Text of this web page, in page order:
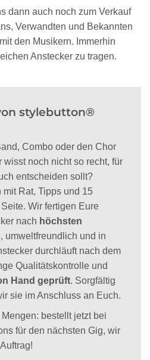
dann auch noch zum Verkauf
Verwandten und Bekannten
den Musikern. Immerhin
Anstecker zu tragen.
stylebutton®
Combo oder den Chor
wisst noch nicht so recht, für
entscheiden sollt?
Rat, Tipps und 15
Wir fertigen Eure
nach höchsten
, umweltfreundlich und in
durchläuft nach dem
Qualitätskontrolle und
Hand geprüft. Sorgfältig
sie im Anschluss an Euch.
bestellt jetzt bei
für den nächsten Gig, wir